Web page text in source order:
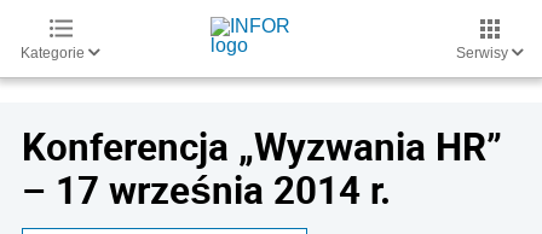
Kategorie Serwisy
Konferencja „Wyzwania HR”
– 17 września 2014 r.